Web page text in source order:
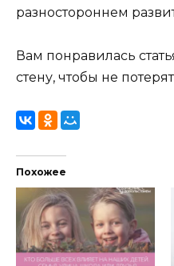
разностороннем
Вам понравилась
стену, чтобы не
Похожее